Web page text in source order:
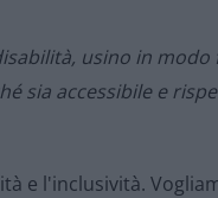
usino in modo
sia accessibile e
e l'inclusività.